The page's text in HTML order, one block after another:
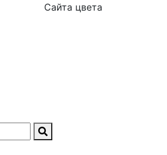
Сайта цвета